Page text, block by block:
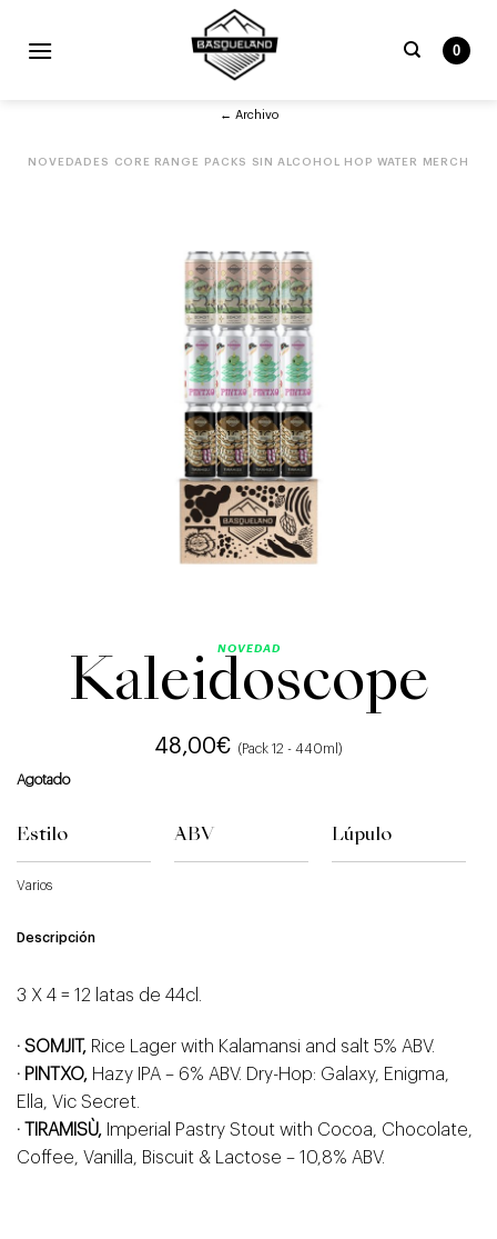
por:
0
← Archivo
NOVEDADES CORE RANGE PACKS SIN ALCOHOL HOP WATER MERCH
NOVEDAD
Kaleidoscope
48,00€ (Pack 12 - 440ml)
Agotado
Estilo
Varios
ABV Lúpulo
Descripción
3 X 4 = 12 latas de 44cl.
· SOMJIT, Rice Lager with Kalamansi and salt 5% ABV.
· PINTXO, Hazy IPA – 6% ABV. Dry-Hop: Galaxy, Enigma,
Ella, Vic Secret.
·
TIRAMISÙ, Imperial Pastry Stout with Cocoa, Chocolate,
Coffee, Vanilla, Biscuit & Lactose – 10,8% ABV.